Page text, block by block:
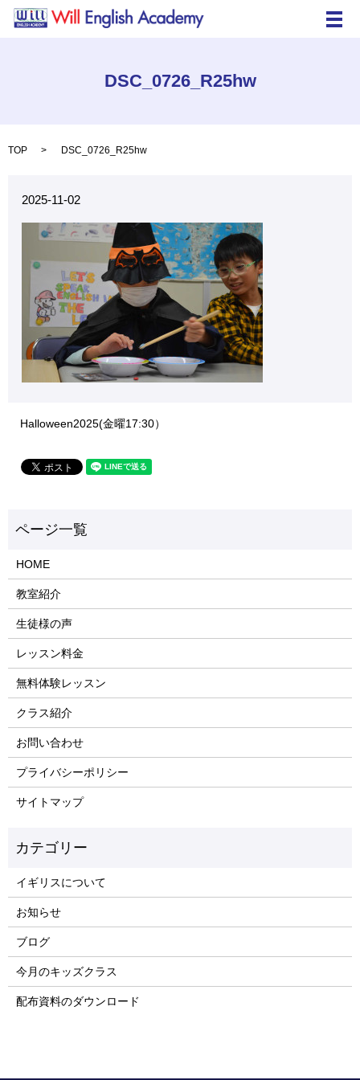
メ
DSC_0726_R25hw
TOP DSC_0726_R25hw
2025-11-02
Halloween2025(金曜17:30）
HOME
教室紹介
生徒様の声
レッスン料金
無料体験レッスン
クラス紹介
お問い合わせ
プライバシーポリシー
サイトマップ
イギリスについて
お知らせ
ブログ
今月のキッズクラス
配布資料のダウンロード